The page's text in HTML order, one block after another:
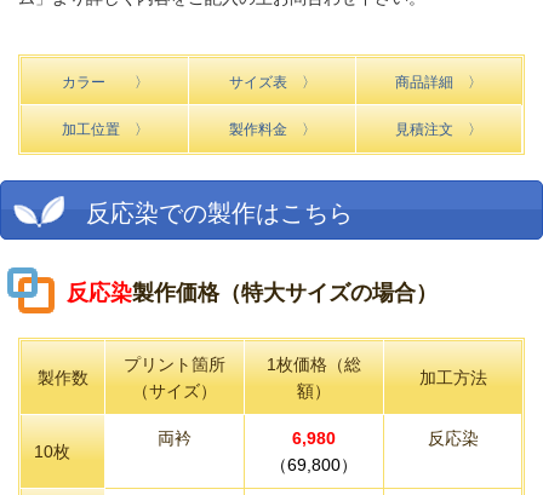
カラー 〉 サイズ表 〉 商品詳細 〉
加工位置 〉 製作料金 〉 見積注文 〉
反応染での製作はこちら
反応染製作価格（特大サイズの場合）
製作数
プリント箇所
（サイズ）
1枚価格（総
額）
加工方法
10枚
両衿
6,980
（69,800）
反応染